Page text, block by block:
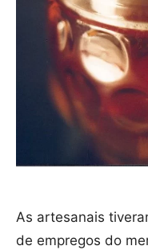
As artesanais
de empregos do